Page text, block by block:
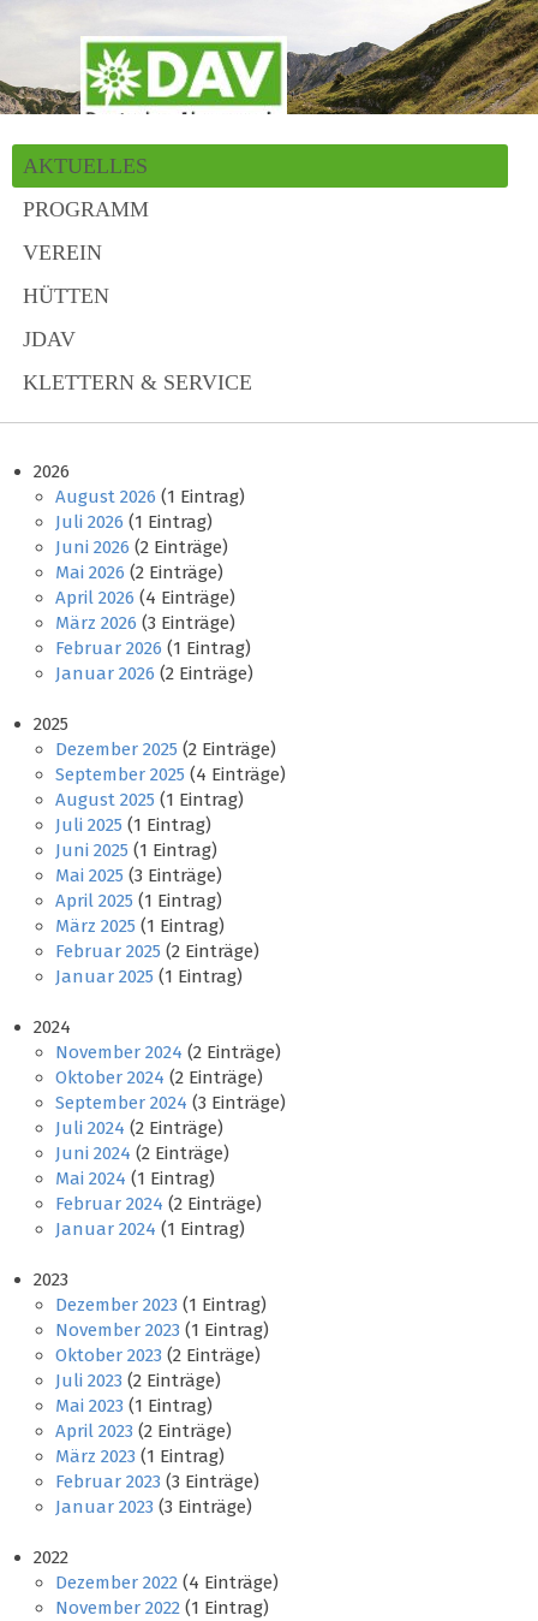
AKTUELLES
PROGRAMM
VEREIN
HÜTTEN
JDAV
KLETTERN & SERVICE
2026
August 2026 (1 Eintrag)
Juli 2026 (1 Eintrag)
Juni 2026 (2 Einträge)
Mai 2026 (2 Einträge)
April 2026 (4 Einträge)
März 2026 (3 Einträge)
Februar 2026 (1 Eintrag)
Januar 2026 (2 Einträge)
2025
Dezember 2025 (2 Einträge)
September 2025 (4 Einträge)
August 2025 (1 Eintrag)
Juli 2025 (1 Eintrag)
Juni 2025 (1 Eintrag)
Mai 2025 (3 Einträge)
April 2025 (1 Eintrag)
März 2025 (1 Eintrag)
Februar 2025 (2 Einträge)
Januar 2025 (1 Eintrag)
2024
November 2024 (2 Einträge)
Oktober 2024 (2 Einträge)
September 2024 (3 Einträge)
Juli 2024 (2 Einträge)
Juni 2024 (2 Einträge)
Mai 2024 (1 Eintrag)
Februar 2024 (2 Einträge)
Januar 2024 (1 Eintrag)
2023
Dezember 2023 (1 Eintrag)
November 2023 (1 Eintrag)
Oktober 2023 (2 Einträge)
Juli 2023 (2 Einträge)
Mai 2023 (1 Eintrag)
April 2023 (2 Einträge)
März 2023 (1 Eintrag)
Februar 2023 (3 Einträge)
Januar 2023 (3 Einträge)
2022
Dezember 2022 (4 Einträge)
November 2022 (1 Eintrag)